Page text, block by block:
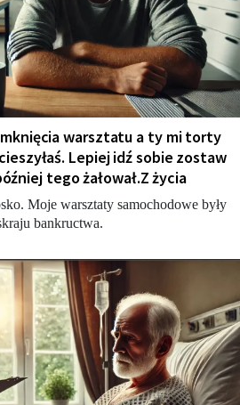
warsztatu a ty mi torty
Lepiej idź sobie zostaw
tego żałował.Z życia
Moje warsztaty samochodowe były
bankructwa.